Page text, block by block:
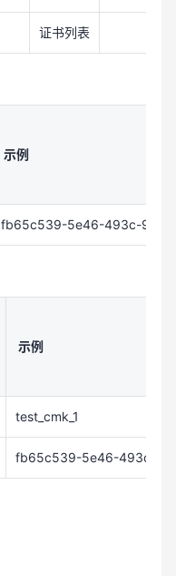
证书列表
示例
fb65c539-5e46-493c-
示例
test_cmk_1
fb65c539-5e46-493c-